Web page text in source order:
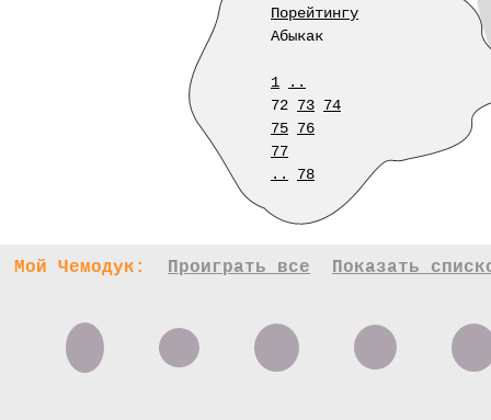
Порейтингу
Абыкак
1
..
72 73 74
75 76
77
..
78
Мой Чемодук: Проиграть все Показать